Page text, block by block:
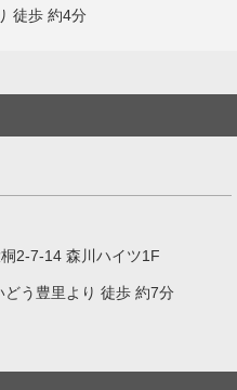
徒歩 約4分
2-7-14 森川ハイツ1F
う豊里より 徒歩 約7分